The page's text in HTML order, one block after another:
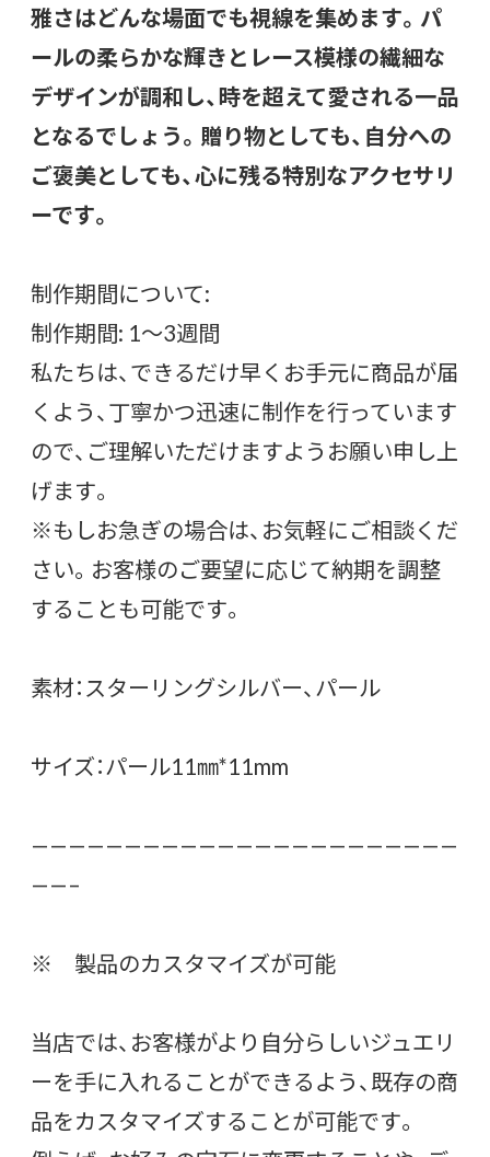
雅さはどんな場面でも視線を集めます。パ
ールの柔らかな輝きとレース模様の繊細な
デザインが調和し、時を超えて愛される一品
となるでしょう。贈り物としても、自分への
ご褒美としても、心に残る特別なアクセサリ
ーです。
制作期間について:
制作期間: 1〜3週間
私たちは、できるだけ早くお手元に商品が届
くよう、丁寧かつ迅速に制作を行っています
ので、ご理解いただけますようお願い申し上
げます。
※もしお急ぎの場合は、お気軽にご相談くだ
さい。お客様のご要望に応じて納期を調整
することも可能です。
素材：スターリングシルバー、パール
サイズ：パール11㎜*11mm
———————————————————————
——–
※ 製品のカスタマイズが可能
当店では、お客様がより自分らしいジュエリ
ーを手に入れることができるよう、既存の商
品をカスタマイズすることが可能です。